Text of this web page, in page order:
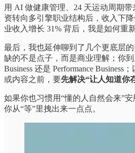
用 AI 做健康管理、24 天运动周期
资转向多引擎职业结构后，收入下
业收入增长 31% 背后，我是如何重
最后，我也延伸聊到了几个更底层
缺的不是点子，而是商业理解；你
Business 还是 Performance Business
或内容之前，要先解决“让人知道你
如果你也习惯用“懂的人自然会来”
你从“等”里拽出来一点点。